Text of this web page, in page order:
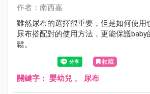
作者：南西嘉
雖然尿布的選擇很重要，但是如何使用
尿布搭配對的使用方法，更能保護
鬆。
收藏
關鍵字： 嬰幼兒 、 尿布